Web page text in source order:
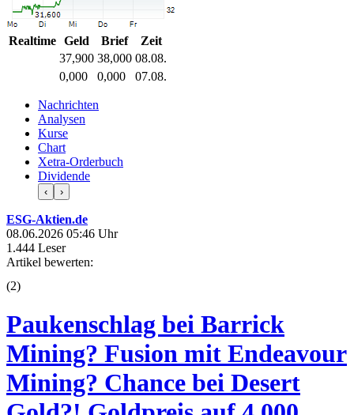
Realtime Geld Brief
Zeit
37,900 38,000 08.08.
0,000
0,000 07.08.
Nachrichten
Analysen
Kurse
Chart
Xetra-Orderbuch
Dividende
‹ ›
ESG-Aktien.de
08.06.2026 05:46 Uhr
1.444 Leser
Artikel bewerten:
(2)
Paukenschlag bei Barrick
Mining? Fusion mit Endeavour
Mining? Chance bei Desert